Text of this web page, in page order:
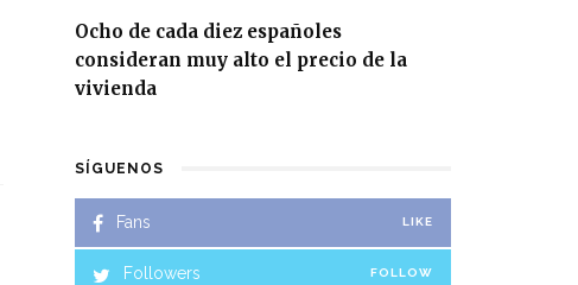
Ocho de cada diez españoles
consideran muy alto el precio de la
vivienda
SÍGUENOS
Fans LIKE
Followers FOLLOW